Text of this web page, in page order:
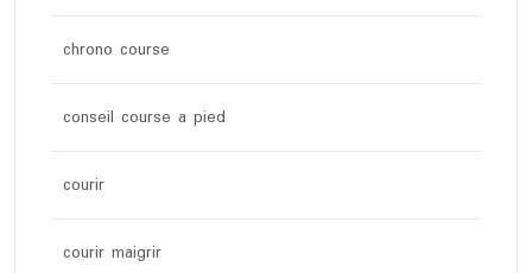
chrono course
conseil course a pied
courir
courir maigrir